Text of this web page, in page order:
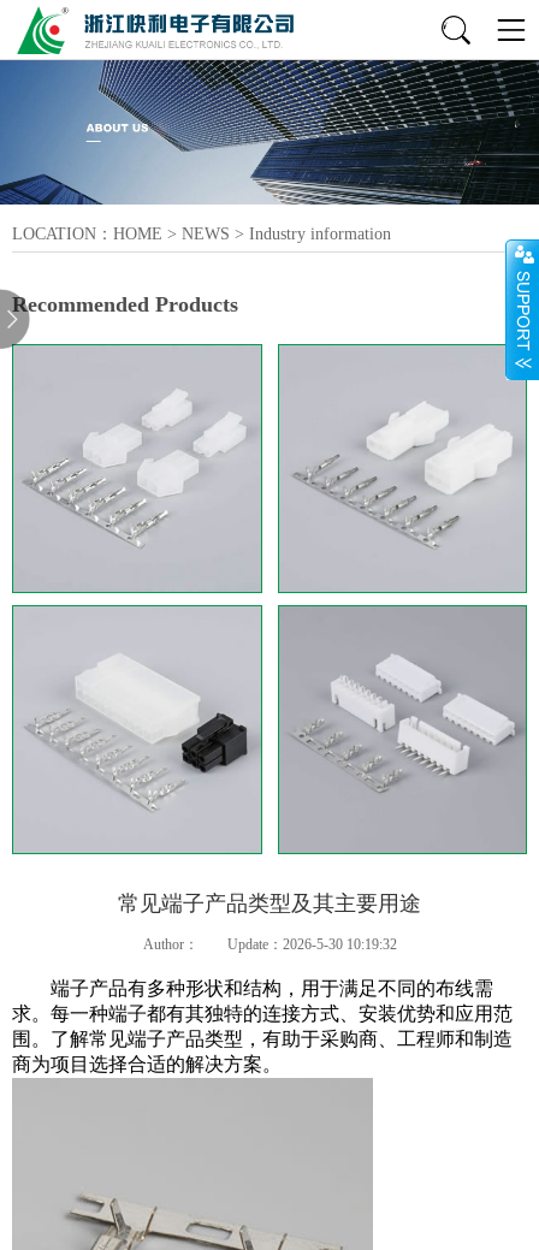
LOCATION： HOME > NEWS > Industry information
Recommended Products
常见端子产品类型及其主要用途
Author： Update：2026-5-30 10:19:32
端子产品有多种形状和结构，用于满足不同的布线需
求。每一种端子都有其独特的连接方式、安装优势和应用范
围。了解常见端子产品类型，有助于采购商、工程师和制造
商为项目选择合适的解决方案。